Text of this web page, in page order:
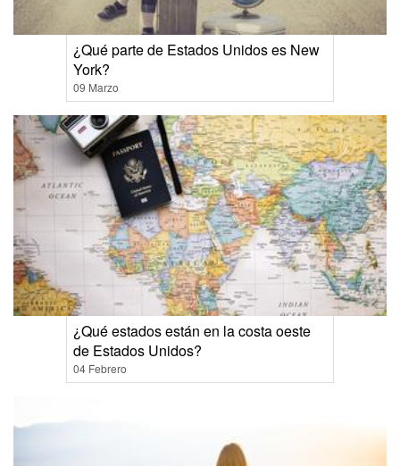
¿Qué parte de Estados Unidos es New
York?
09 Marzo
¿Qué estados están en la costa oeste
de Estados Unidos?
04 Febrero